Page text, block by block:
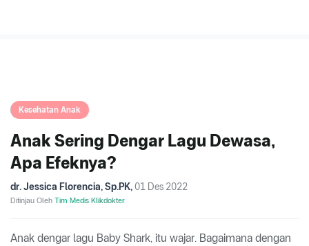
Kesehatan Anak
Anak Sering Dengar Lagu Dewasa,
Apa Efeknya?
dr. Jessica Florencia, Sp.PK, 01 Des 2022
Ditinjau Oleh Tim Medis Klikdokter
Anak dengar lagu Baby Shark, itu wajar. Bagaimana dengan